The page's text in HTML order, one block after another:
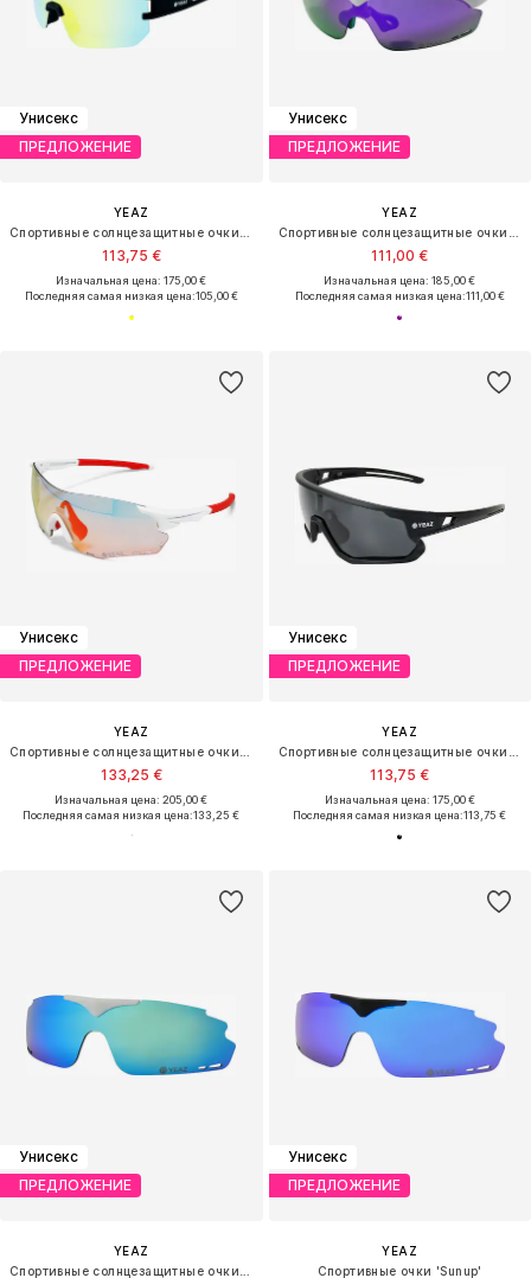
Унисекс
ПРЕДЛОЖЕНИЕ
YEAZ
113,75 €
Изначальная цена: 175,00 €
Последняя самая низкая цена:105,00 €
Унисекс
ПРЕДЛОЖЕНИЕ
YEAZ
111,00 €
Изначальная цена: 185,00 €
Последняя самая низкая цена:111,00 €
Унисекс
ПРЕДЛОЖЕНИЕ
YEAZ
133,25 €
Изначальная цена: 205,00 €
Последняя самая низкая цена:133,25 €
Унисекс
ПРЕДЛОЖЕНИЕ
YEAZ
113,75 €
Изначальная цена: 175,00 €
Последняя самая низкая цена:113,75 €
Унисекс
ПРЕДЛОЖЕНИЕ
YEAZ
Унисекс
ПРЕДЛОЖЕНИЕ
YEAZ
Спортивные очки 'Sunup'